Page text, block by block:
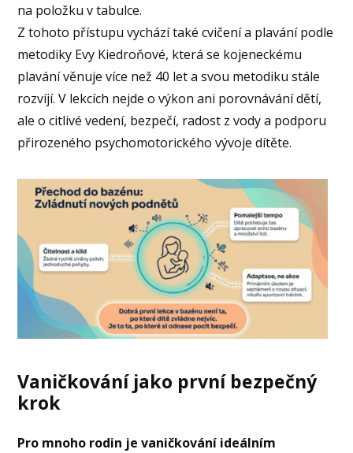
na položku v tabulce.
Z tohoto přístupu vychází také cvičení a plavání podle
metodiky Evy Kiedroňové, která se kojeneckému
plavání věnuje více než 40 let a svou metodiku stále
rozvíjí. V lekcích nejde o výkon ani porovnávání dětí,
ale o citlivé vedení, bezpečí, radost z vody a podporu
přirozeného psychomotorického vývoje dítěte.
Vaničkování jako první bezpečný
krok
Pro mnoho rodin je vaničkování ideálním